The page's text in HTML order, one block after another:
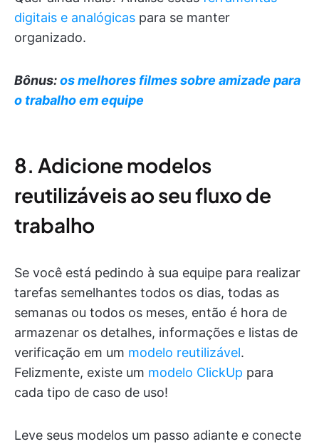
digitais e analógicas para se manter
organizado.
Bônus:os melhores filmes sobre amizade para
o trabalho em equipe
8. Adicione modelos
reutilizáveis ao seu fluxo de
trabalho
Se você está pedindo à sua equipe para realizar
tarefas semelhantes todos os dias, todas as
semanas ou todos os meses, então é hora de
armazenar os detalhes, informações e listas de
verificação em um modelo reutilizável.
Felizmente, existe um modelo ClickUp para
cada tipo de caso de uso!
Leve seus modelos um passo adiante e conecte